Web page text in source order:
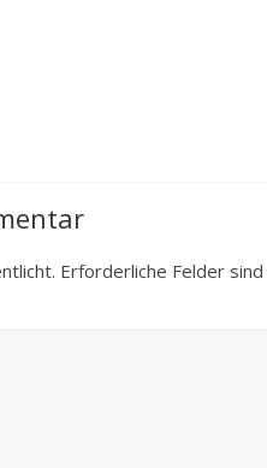
Erforderliche Felder